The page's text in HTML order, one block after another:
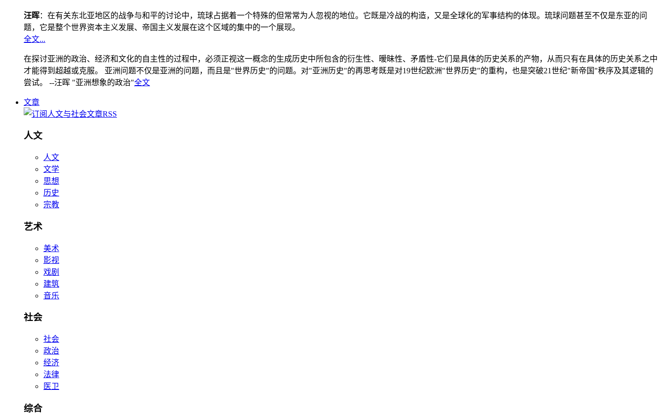
汪晖：在有关东北亚地区的战争与和平的讨论中，琉球占据着一个特殊的但常常为人忽视的地位。它既是冷战的构造，又是全球化的军事结构的体现。琉球问题甚至不仅是东亚的问
题，它是整个世界资本主义发展、帝国主义发展在这个区域的集中的一个展现。
全文...
在探讨亚洲的政治、经济和文化的自主性的过程中，必须正视这一概念的生成历史中所包含的衍生性、暧昧性、矛盾性-它们是具体的历史关系的产物，从而只有在具体的历史关系之中
才能得到超越或克服。 亚洲问题不仅是亚洲的问题，而且是"世界历史"的问题。对"亚洲历史"的再思考既是对19世纪欧洲"世界历史"的重构，也是突破21世纪"新帝国"秩序及其逻辑的
尝试。 --汪晖 "亚洲想象的政治"全文
文章
人文
人文
文学
思想
历史
宗教
艺术
美术
影视
戏剧
建筑
音乐
社会
社会
政治
经济
法律
医卫
综合